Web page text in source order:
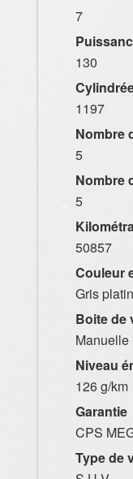
7
130
1197
Nombre
5
Nombre
5
50857
Couleur
Gris
Boite de
Manuelle
Niveau
126 g/km
Garantie
CPS
Type de